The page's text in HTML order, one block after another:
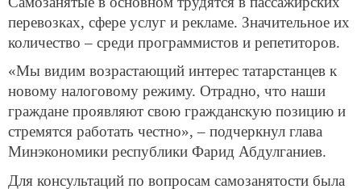
перевозках, сфере услуг и рекламе. Значительное их
количество – среди программистов и репетиторов.
«Мы видим возрастающий интерес татарстанцев к
новому налоговому режиму. Отрадно, что наши
граждане проявляют свою гражданскую позицию и
стремятся работать честно», – подчеркнул глава
Минэкономики республики Фарид Абдулганиев.
Для консультаций по вопросам самозанятости была